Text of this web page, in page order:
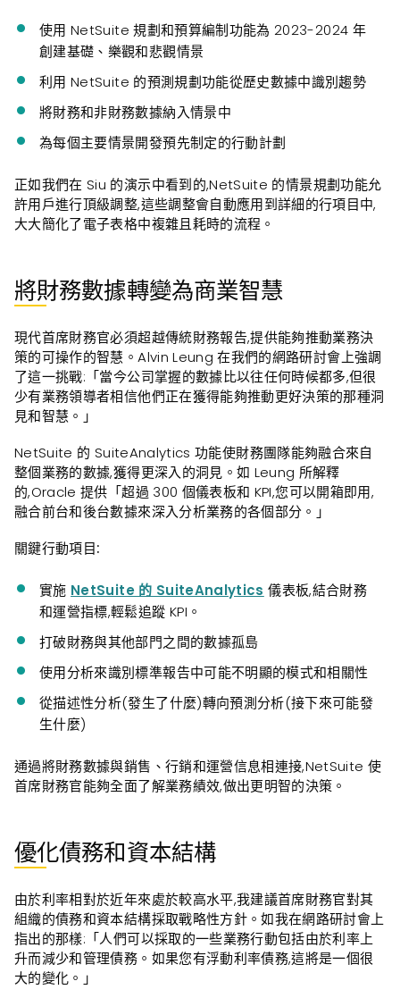
使用 NetSuite 規劃和預算編制功能為 2023-2024 年
創建基礎、樂觀和悲觀情景
利用 NetSuite 的預測規劃功能從歷史數據中識別趨勢
將財務和非財務數據納入情景中
為每個主要情景開發預先制定的行動計劃
正如我們在 Siu 的演示中看到的,NetSuite 的情景規劃功能允
許用戶進行頂級調整,這些調整會自動應用到詳細的行項目中,
大大簡化了電子表格中複雜且耗時的流程。
將財務數據轉變為商業智慧
現代首席財務官必須超越傳統財務報告,提供能夠推動業務決
策的可操作的智慧。Alvin Leung 在我們的網路研討會上強調
了這一挑戰:「當今公司掌握的數據比以往任何時候都多,但很
少有業務領導者相信他們正在獲得能夠推動更好決策的那種洞
見和智慧。」
NetSuite 的 SuiteAnalytics 功能使財務團隊能夠融合來自
整個業務的數據,獲得更深入的洞見。如 Leung 所解釋
的,Oracle 提供「超過 300 個儀表板和 KPI,您可以開箱即用,
融合前台和後台數據來深入分析業務的各個部分。」
關鍵行動項目:
實施 NetSuite 的 SuiteAnalytics 儀表板,結合財務
和運營指標,輕鬆追蹤 KPI。
打破財務與其他部門之間的數據孤島
使用分析來識別標準報告中可能不明顯的模式和相關性
從描述性分析(發生了什麼)轉向預測分析(接下來可能發
生什麼)
通過將財務數據與銷售、行銷和運營信息相連接,NetSuite 使
首席財務官能夠全面了解業務績效,做出更明智的決策。
優化債務和資本結構
由於利率相對於近年來處於較高水平,我建議首席財務官對其
組織的債務和資本結構採取戰略性方針。如我在網路研討會上
指出的那樣:「人們可以採取的一些業務行動包括由於利率上
升而減少和管理債務。如果您有浮動利率債務,這將是一個很
大的變化。」